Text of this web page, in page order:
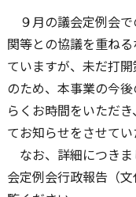
９月の議会定例会
関等との協議を重ね
ていますが、未だ打
のため、本事業の今
らくお時間をいただ
てお知らせをさせてい
なお、詳細につき
会定例会行政報告（